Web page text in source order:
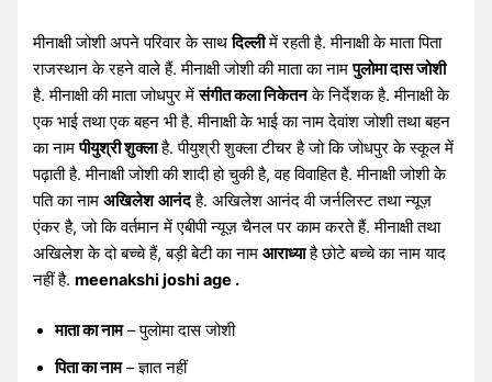
मीनाक्षी जोशी अपने परिवार के साथदिल्लीमें रहती है. मीनाक्षी के माता पिता
राजस्थान के रहने वाले हैं. मीनाक्षी जोशी की माता का नामपुलोमा दास जोशी
है. मीनाक्षी की माता जोधपुर मेंसंगीत कला निकेतनके निर्देशक है. मीनाक्षी के
एक भाई तथा एक बहन भी है. मीनाक्षी के भाई का नाम देवांश जोशी तथा बहन
का नामपीयुश्री शुक्लाहै. पीयुश्री शुक्ला टीचर है जो कि जोधपुर के स्कूल में
पढ़ाती है. मीनाक्षी जोशी की शादी हो चुकी है, वह विवाहित है. मीनाक्षी जोशी के
पति का नामअखिलेश आनंदहै. अखिलेश आनंद वी जर्नलिस्ट तथा न्यूज़
एंकर है, जो कि वर्तमान में एबीपी न्यूज़ चैनल पर काम करते हैं. मीनाक्षी तथा
अखिलेश के दो बच्चे हैं, बड़ी बेटी का नामआराध्याहै छोटे बच्चे का नाम याद
नहीं है.meenakshi joshi age .
माता का नाम– पुलोमा दास जोशी
पिता का नाम– ज्ञात नहीं